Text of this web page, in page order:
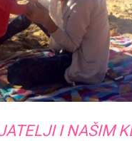
I NAŠIM